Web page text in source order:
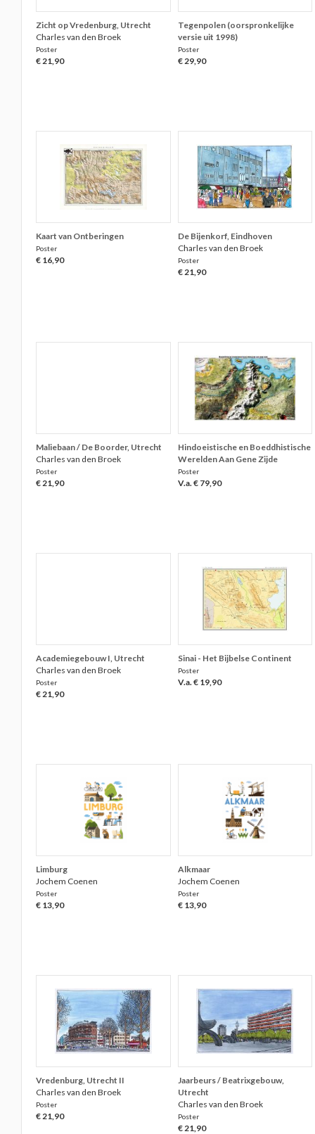
Zicht op Vredenburg, Utrecht
Charles van den Broek
Poster
€ 21,90
Tegenpolen (oorspronkelijke
versie uit 1998)
Poster
€ 29,90
Kaart van Ontberingen
Poster
€ 16,90
De Bijenkorf, Eindhoven
Charles van den Broek
Poster
€ 21,90
Maliebaan / De Boorder, Utrecht
Charles van den Broek
Poster
€ 21,90
Hindoeistische en Boeddhistische
Werelden Aan Gene Zijde
Poster
V.a. € 79,90
Academiegebouw I, Utrecht
Charles van den Broek
Poster
€ 21,90
Sinai - Het Bijbelse Continent
Poster
V.a. € 19,90
Limburg
Jochem Coenen
Poster
€ 13,90
Alkmaar
Jochem Coenen
Poster
€ 13,90
Vredenburg, Utrecht II
Charles van den Broek
Poster
€ 21,90
Jaarbeurs / Beatrixgebouw,
Utrecht
Charles van den Broek
Poster
€ 21,90